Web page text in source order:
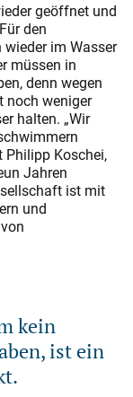
geöffnet und
den
im Wasser
müssen in
denn wegen
noch weniger
halten. „Wir
Philipp Koschei,
Jahren
ist mit
und
kein
ist ein